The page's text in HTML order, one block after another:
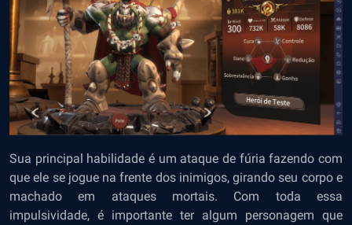
Sua principal habilidade é um ataque de fúria fazendo com
que ele se jogue na frente dos inimigos, girando seu corpo e
machado em ataques mortais. Com toda essa
impulsividade, é importante ter algum personagem que